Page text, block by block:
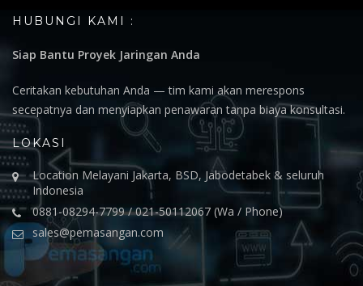
HUBUNGI KAMI :
Siap Bantu Proyek Jaringan Anda
Ceritakan kebutuhan Anda — tim kami akan merespons
secepatnya dan menyiapkan penawaran tanpa biaya konsultasi.
LOKASI
Location Melayani Jakarta, BSD, Jabodetabek & seluruh
Indonesia
0881-08294-7799 / 021-50112067 (Wa / Phone)
sales@pemasangan.com